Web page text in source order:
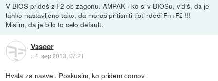
V BIOS prideš z F2 ob zagonu. AMPAK - ko si v BIOSu, vidiš, da je
lahko nastavljeno tako, da moraš pritisniti tisti rdeči Fn+F2 !!!
Mislim, da je bilo to celo default.
Vaseer
::4. sep 2013, 07:21
Hvala za nasvet. Poskusim, ko pridem domov.